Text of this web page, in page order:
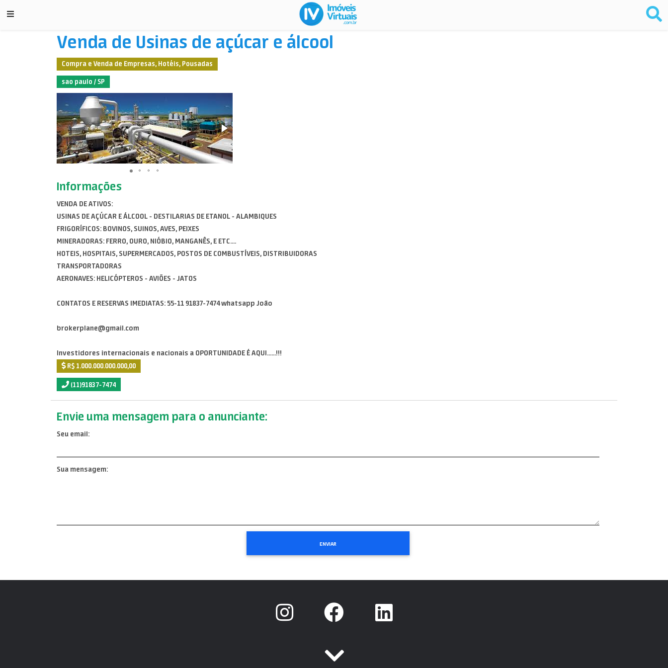
Venda de Usinas de açúcar e álcool
Compra e Venda de Empresas, Hotéis, Pousadas
sao paulo / SP
Informações
VENDA DE ATIVOS:
USINAS DE AÇÚCAR E ÁLCOOL - DESTILARIAS DE ETANOL - ALAMBIQUES
FRIGORÍFICOS: BOVINOS, SUINOS, AVES, PEIXES
MINERADORAS: FERRO, OURO, NIÓBIO, MANGANÊS, E ETC....
HOTEIS, HOSPITAIS, SUPERMERCADOS, POSTOS DE COMBUSTÍVEIS, DISTRIBUIDORAS
TRANSPORTADORAS
AERONAVES: HELICÓPTEROS - AVIÕES - JATOS
CONTATOS E RESERVAS IMEDIATAS: 55-11 91837-7474 whatsapp João
brokerplane@gmail.com
Investidores internacionais e nacionais a OPORTUNIDADE É AQUI......!!!
R$ 1.000.000.000.000,00
(11)91837-7474
Envie uma mensagem para o anunciante:
Seu email:
Sua mensagem: